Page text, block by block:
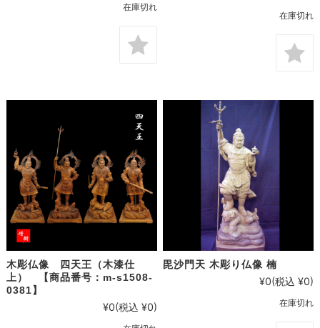
在庫切れ
在庫切れ
木彫仏像 四天王（木漆仕
上） 【商品番号：m-s1508-
0381】
¥0(税込 ¥0)
毘沙門天 木彫り仏像 楠
¥0(税込 ¥0)
在庫切れ